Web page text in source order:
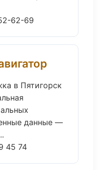
62-69
в Пятигорск
данные —
45 74